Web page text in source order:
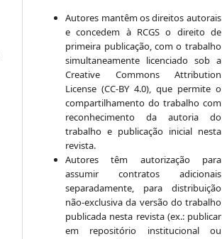
Autores mantêm os direitos autorais
e concedem à RCGS o direito de
primeira publicação, com o trabalho
simultaneamente licenciado sob a
Creative Commons Attribution
License (CC-BY 4.0), que permite o
compartilhamento do trabalho com
reconhecimento da autoria do
trabalho e publicação inicial nesta
revista.
Autores têm autorização para
assumir contratos adicionais
separadamente, para distribuição
não-exclusiva da versão do trabalho
publicada nesta revista (ex.: publicar
em repositório institucional ou